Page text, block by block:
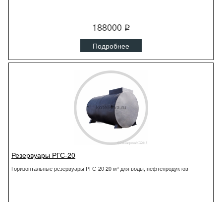
188000 q
Подробнее
Резервуары РГС-20
Горизонтальные резервуары РГС-20 20 м³ для воды, нефтепродуктов